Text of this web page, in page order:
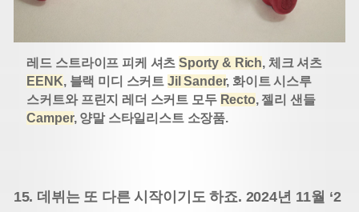
레드 스트라이프 피케 셔츠Sporty & Rich, 체크 셔츠
EENK, 블랙 미디 스커트 Jil Sander, 화이트 시스루
스커트와 프린지 레더 스커트 모두 Recto, 젤리 샌들
Camper, 양말 스타일리스트 소장품.
15. 데뷔는 또 다른 시작이기도 하죠. 2024년 11월 ‘2